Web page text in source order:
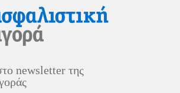
newsletter της